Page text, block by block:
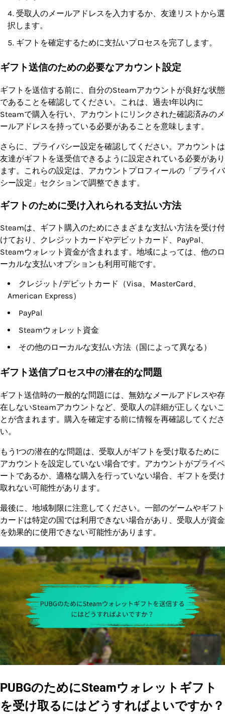
受取人のメールアドレスを入力するか、友達リストから選
択します。
ギフトを確定するために支払いプロセスを完了します。
ギフト送信のための必要なアカウント設定
ギフトを送信する前に、自分のSteamアカウントが良好な状態
であることを確認してください。これは、過去1年以内に
Steamで購入を行い、アカウントにリンクされた確認済みのメ
ールアドレスを持っている必要があることを意味します。
さらに、プライバシー設定を確認してください。アカウントは
友達がギフトを送受信できるように設定されている必要があり
ます。これらの設定は、アカウントプロフィールの「プライバ
シー設定」セクションで調整できます。
ギフトのために受け入れられる支払い方法
Steamは、ギフト購入のためにさまざまな支払い方法を受け付
けており、クレジットカードやデビットカード、PayPal、
Steamウォレット資金が含まれます。地域によっては、他のロ
ーカルな支払いオプションも利用可能です。
クレジット/デビットカード（Visa、MasterCard、
American Express）
PayPal
Steamウォレット資金
その他のローカルな支払い方法（国によって異なる）
ギフト送信プロセス中の潜在的な問題
ギフト送信時の一般的な問題には、無効なメールアドレスや存
在しないSteamアカウントなど、受取人の詳細が正しくないこ
とが含まれます。購入を確定する前に情報を再確認してくださ
い。
もう1つの潜在的な問題は、受取人がギフトを受け取るために
アカウントを設定していない場合です。アカウントがプライベ
ートであるか、適格な購入を行っていない場合、ギフトを受け
取れない可能性があります。
最後に、地域制限に注意してください。一部のゲームやギフト
カードは特定の国では利用できない場合があり、受取人が資金
を効果的に使用できない可能性があります。
PUBGのためにSteamウォレットギフト
を受け取るにはどうすればよいですか？